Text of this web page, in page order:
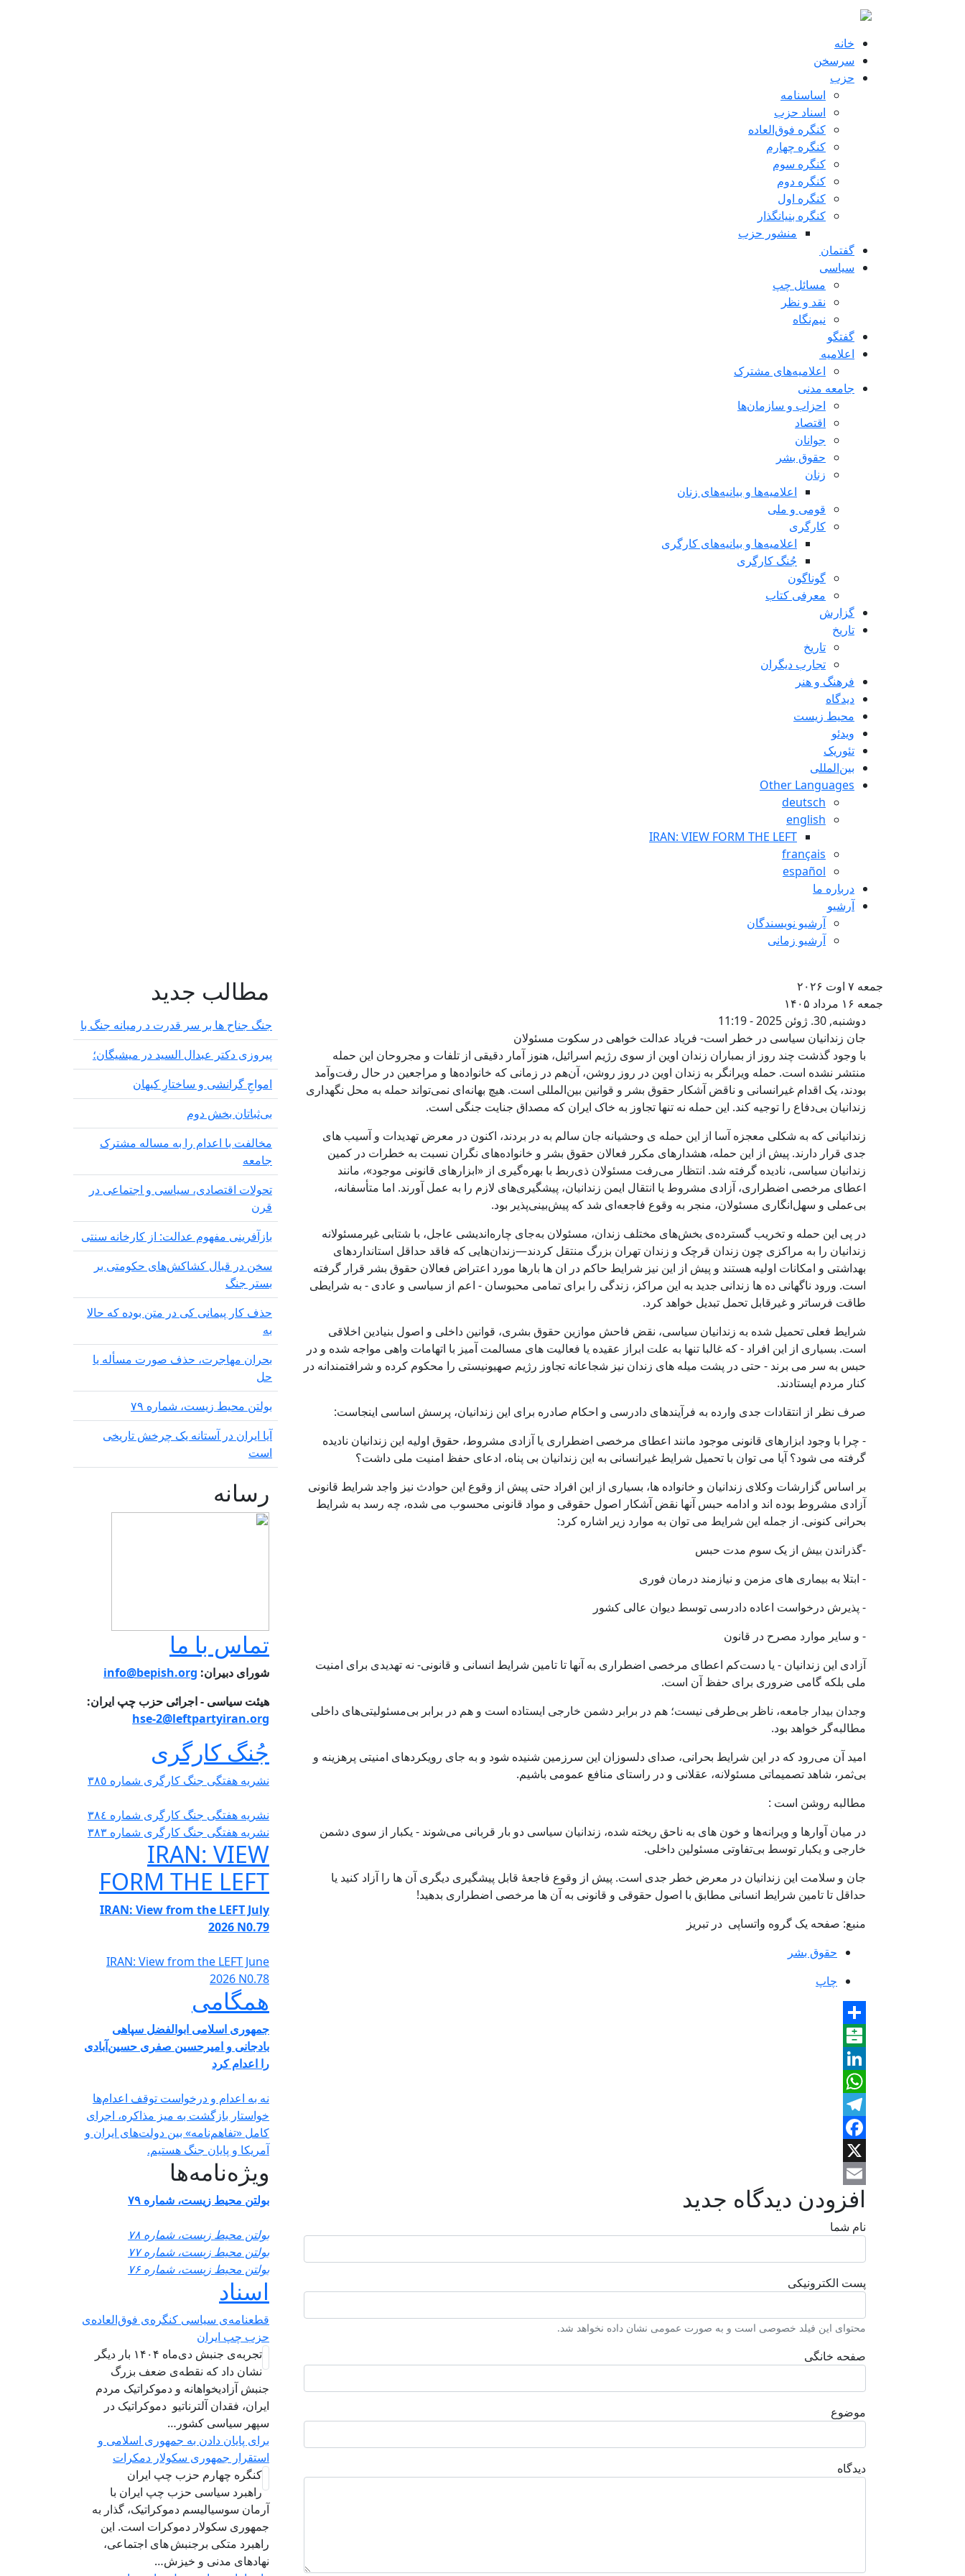
رفتن به محتوای اصلی
خانه
سرسخن
حزب
اساسنامه
اسناد حزب
کنگره فوق‌العاده
کنگره چهارم
کنگره سوم
کنگره دوم
کنگره اول
کنگره بنیانگذار
منشور حزب
گفتمان
سياسی
مسائل چپ
نقد و نظر
نیم‌نگاه
گفتگو
اعلاميه
اعلامیه‌های مشترک
جامعه مدنی
احزاب و سازمان‌ها
اقتصاد
جوانان
حقوق بشر
زنان
اعلامیه‌ها و بیانیه‌های زنان
قومی و ملی
کارگری
اعلامیه‌ها و بیانیه‌های کارگری
جُنگ کارگری
گوناگون
معرفی کتاب
گزارش
تاریخ
تاريخ
تجارب ديگران
فرهنگ و هنر
دیدگاه
محیط زیست
ویدئو
تئوریک
بین‌المللی
Other Languages
deutsch
english
IRAN: VIEW FORM THE LEFT
français
español
درباره ما
آرشیو
آرشیو نویسندگان
آرشیو زمانی
جمعه ۷ اوت ۲۰۲۶
جمعه ۱۶ مرداد ۱۴۰۵
جان زندانیان سیاسی در خطر است- فریاد عدالت خواهی در سکوت
دوشنبه, 30. ژوئن 2025 - 11:19
جان زندانیان سیاسی در خطر است- فریاد عدالت خواهی در سکوت مسئولان
با وجود گذشت چند روز از بمباران زندان اوین از سوی رژیم اسرائیل، هنوز آمار دقیقی از تلفات و مجروحان این حمله
منتشر نشده است. حمله ویرانگر به زندان اوین در روز روشن، آن‌هم در زمانی که خانواده‌ها و مراجعین در حال رفت‌وآمد
بودند، یک اقدام غیرانسانی و ناقض آشکار حقوق بشر و قوانین بین‌المللی است. هیچ بهانه‌ای نمی‌تواند حمله به محل نگهداری
زندانیان بی‌دفاع را توجیه کند. این حمله نه تنها تجاوز به خاک ایران که مصداق جنایت جنگی است.
زندانیانی که به شکلی معجزه آسا از این حمله ی وحشیانه جان سالم به در بردند، اکنون در معرض تهدیدات و آسیب های
جدی قرار دارند. پیش از این حمله، هشدارهای مکرر فعالان حقوق بشر و خانواده‌های نگران نسبت به خطرات در کمین
زندانیان سیاسی، نادیده گرفته شد. انتظار می‌رفت مسئولان ذی‌ربط با بهره‌گیری از «ابزارهای قانونی موجود»، مانند
اعطای مرخصی اضطراری، آزادی مشروط یا انتقال ایمن زندانیان، پیشگیری‌های لازم را به عمل آورند. اما متأسفانه،
بی‌عملی و سهل‌انگاری مسئولان، منجر به وقوع فاجعه‌ای شد که پیش‌بینی‌پذیر بود.
در پی این حمله و تخریب گسترده‌ی بخش‌های مختلف زندان، مسئولان به‌جای چاره‌اندیشی عاجل، با شتابی غیرمسئولانه
زندانیان را به مراکزی چون زندان‌ قرچک و زندان تهران بزرگ منتقل کردند—زندان‌هایی که فاقد حداقل استانداردهای
بهداشتی و امکانات اولیه هستند و پیش از این نیز شرایط حاکم در ان ها بارها مورد اعتراض فعالان حقوق بشر قرار گرفته‌
است. ورود ناگهانی ده ها زندانی جدید به این مراکز، زندگی را برای تمامی محبوسان - اعم از سیاسی و عادی - به شرایطی
طاقت فرساتر و غیرقابل تحمل تبدیل خواهد کرد.
شرایط فعلی تحمیل شده به زندانیان سیاسی، نقض فاحش موازین حقوق بشری، قوانین داخلی و اصول بنیادین اخلاقی
است. بسیاری از این افراد - که غالبا تنها به علت ابراز عقیده یا فعالیت های مسالمت آمیز با اتهامات واهی مواجه شده و در
حبس به سر می برند - حتی در پشت میله های زندان نیز شجاعانه تجاوز رژیم صهیونیستی را محکوم کرده و شرافتمندانه در
کنار مردم ایستادند.
صرف نظر از انتقادات جدی وارده به فرآیندهای دادرسی و احکام صادره برای این زندانیان، پرسش اساسی اینجاست:
- چرا با وجود ابزارهای قانونی موجود مانند اعطای مرخصی اضطراری یا آزادی مشروط، حقوق اولیه این زندانیان نادیده
گرفته می شود؟ آیا می توان با تحمیل شرایط غیرانسانی به این زندانیان بی پناه، ادعای حفظ امنیت ملی داشت؟
بر اساس گزارشات وکلای زندانیان و خانواده ها، بسیاری از این افراد حتی پیش از وقوع این حوادث نیز واجد شرایط قانونی
آزادی مشروط بوده اند و ادامه حبس آنها نقض آشکار اصول حقوقی و مواد قانونی محسوب می شده، چه رسد به شرایط
بحرانی کنونی. از جمله این شرایط می توان به موارد زیر اشاره کرد:
-گذراندن بیش از یک سوم مدت حبس
- ابتلا به بیماری های مزمن و نیازمند درمان فوری
- پذیرش درخواست اعاده دادرسی توسط دیوان عالی کشور
- و سایر موارد مصرح در قانون
آزادی این زندانیان - یا دست‌کم اعطای مرخصی اضطراری به آنها تا تامین شرایط انسانی و قانونی- نه تهدیدی برای امنیت
ملی بلکه گامی ضروری برای حفظ آن است.
وجدان بیدار جامعه، ناظر بی‌طرفی نیست؛ هم در برابر دشمن خارجی ایستاده است و هم در برابر بی‌مسئولیتی‌های داخلی
مطالبه‌گر خواهد بود.
امید آن می‌رود که در این شرایط بحرانی، صدای دلسوزان این سرزمین شنیده شود و به جای رویکردهای امنیتی پرهزینه و
بی‌ثمر، شاهد تصمیماتی مسئولانه، عقلانی و در راستای منافع عمومی باشیم.
مطالبه روشن است :
در میان آوارها و ویرانه‌ها و خون های به ناحق ریخته شده، زندانیان سیاسی دو بار قربانی می‌شوند - یکبار از سوی دشمن
خارجی و یکبار توسط بی‌تفاوتی مسئولین داخلی.
جان و سلامت این زندانیان در معرض خطر جدی است. پیش از وقوع فاجعهٔ قابل پیشگیری دیگری آن ها را آزاد کنید یا
حداقل تا تامین شرایط انسانی مطابق با اصول حقوقی و قانونی به آن ها مرخصی اضطراری بدهید!
منبع: صفحە یک گروه واتساپی در تبریز
حقوق بشر
چاپ
Share
Balatarin
LinkedIn
WhatsApp
Telegram
Facebook
X
Email
افزودن دیدگاه جدید
نام شما
پست الکترونیکی
محتوای این فیلد خصوصی است و به صورت عمومی نشان داده نخواهد شد.
صفحه خانگی
موضوع
دیدگاه
مطالب جدید
جنگ جناح ها بر سر قدرت د رمیانە جنگ با
پیروزی دکتر عبدال السید در میشیگان؛
‌امواجِ گرانشی و ساختارِ کیهان
بی‌ثباتان بخش دوم
مخالفت با اعدام را به مساله مشترک
جامعه
تحولات اقتصادی، سیاسی و اجتماعی در
قرن
بازآفرینی مفهوم عدالت: از کارخانه سنتی
سخن در قبال کشاکش‌های حکومتی بر
بستر جنگ
حذف کار پیمانی کی در متن بودە کە حالا
بە
بحران مهاجرت‌، حذف صورت مسأله یا
حل
بولتن محیط زیست، شماره ۷۹
آیا ایران در آستانه یک چرخش تاریخی
است
رسانه
تماس با ما
شورای دبیران: info@bepish.org
هیئت سیاسی - اجرائی حزب چپ ایران:
hse-2@leftpartyiran.org
جُنگ کارگری
نشریە هفتگی جنگ کارگری شمارە ٣٨٥
نشریە هفتگی جنگ کارگری شمارە ٣٨٤
نشریە هفتگی جنگ کارگری شمارە ٣٨٣
IRAN: VIEW
FORM THE LEFT
IRAN: View from the LEFT July
2026 N0.79
IRAN: View from the LEFT June
2026 N0.78
همگامی
جمهوری اسلامی ابوالفضل سپاهی
بادجانی و امیرحسین صفری حسین‌آبادی
را اعدام کرد
نه به اعدام و درخواست توقف اعدام‌ها
خواستار بازگشت به میز مذاکره، اجرای
کامل «تفاهم‌نامه» بین دولت‌های ایران و
آمریکا و پایان جنگ هستیم.
ویژه‌نامه‌ها
بولتن محیط زیست، شماره ۷۹
بولتن محیط زیست، شماره ۷۸
بولتن محیط زیست، شماره ۷۷
بولتن محیط زیست، شماره ۷۶
اسناد
قطعنامه‌ی سیاسی کنگره‌ی فوق‌العاده‌ی
حزب چپ ایران
تجربه‌ی جنبش دی‌ماه ۱۴۰۴ بار دیگر
نشان داد که نقطه‌ی ضعف بزرگ
جنبش آزادیخواهانه و دموکراتیک مردم
ایران، فقدان آلترناتیو دموکراتیک در
سپهر سیاسی کشور…
برای پایان دادن به جمهوری اسلامی و
استقرار جمهوری سکولار دمکرات
کنگره چهارم حزب چپ ایران
راهبرد سياسی حزب چپ ایران با
آرمان سوسیالیسم دموکراتیک، گذار به
جمهوری سکولار دموکرات است. این
راهبرد متکی برجنبش های اجتماعی،
نهادهای مدنی و خیزش‌…